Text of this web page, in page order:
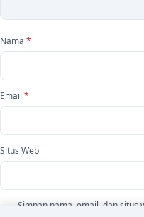
Nama *
Email *
Situs Web
Simpan nama, email, dan situs